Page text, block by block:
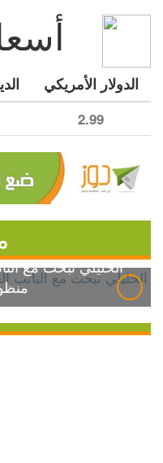
الدولار الأمريكي
2.99
الخليلي تبحث مع